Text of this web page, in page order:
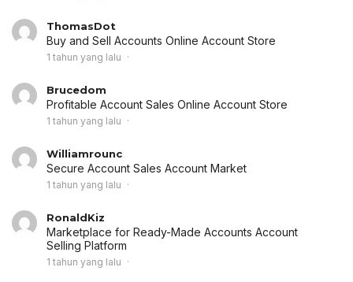
ThomasDot
Buy and Sell Accounts Online Account Store
1 tahun yang lalu
Brucedom
Profitable Account Sales Online Account Store
1 tahun yang lalu
Williamrounc
Secure Account Sales Account Market
1 tahun yang lalu
RonaldKiz
Marketplace for Ready-Made Accounts Account
Selling Platform
1 tahun yang lalu